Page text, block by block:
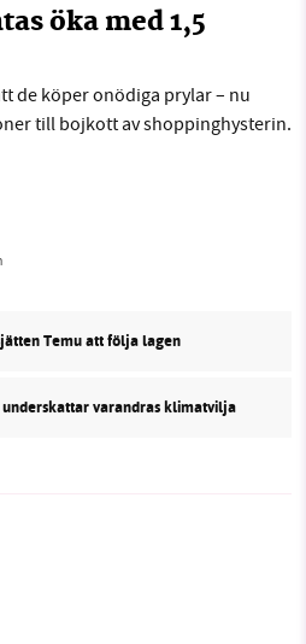
öka med 1,5
de köper onödiga prylar – nu
till bojkott av shoppinghysterin.
Temu att följa lagen
underskattar varandras klimatvilja